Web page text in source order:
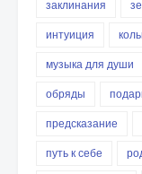
заклинания
интуиция
музыка для души
обряды
предсказание
путь к себе